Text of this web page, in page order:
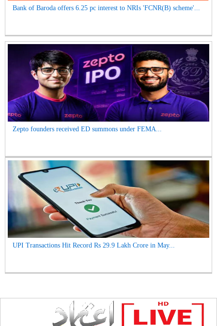
Bank of Baroda offers 6.25 pc interest to NRIs 'FCNR(B) scheme'...
Zepto founders received ED summons under FEMA...
UPI Transactions Hit Record Rs 29.9 Lakh Crore in May...